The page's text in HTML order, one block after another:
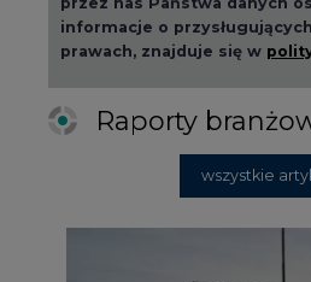
informacje o
prawach, znajduje się w
Raporty
wszystkie